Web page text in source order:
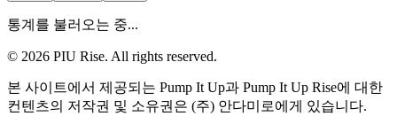
통계를 불러오는 중...
© 2026 PIU Rise. All rights reserved.
본 사이트에서 제공되는 Pump It Up과 Pump It Up Rise에 대한
컨텐츠의 저작권 및 소유권은 (주) 안다미로에게 있습니다.